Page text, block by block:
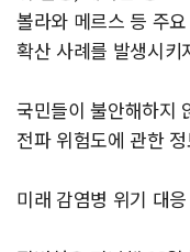
볼라와 메르스 등 주
확산 사례를 발생시키
국민들이 불안해하지
전파 위험도에 관한
미래 감염병 위기 대